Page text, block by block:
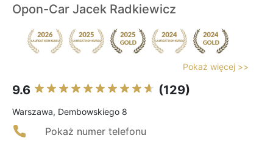
Opon-Car Jacek Radkiewicz
Pokaż więcej >>
9.6 (129)
Warszawa, Dembowskiego 8
Pokaż numer telefonu